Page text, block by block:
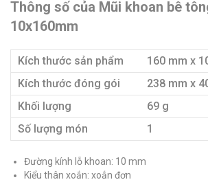
Thông số của Mũi khoan bê
10x160mm
Kích thước sản phẩm
160 mm x
Kích thước đóng gói
238 mm x
Khối lượng
69 g
Số lượng món
1
Đường kính lỗ khoan: 10 mm
Kiểu thân xoắn: xoắn đơn